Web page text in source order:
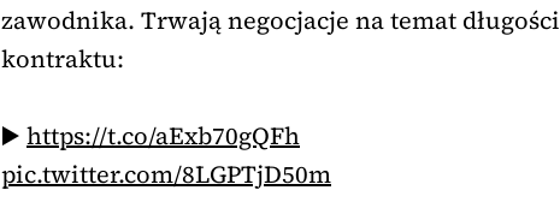
zawodnika. Trwają negocjacje na temat długości
kontraktu:
▶️ https://t.co/aExb70gQFh
pic.twitter.com/8LGPTjD50m